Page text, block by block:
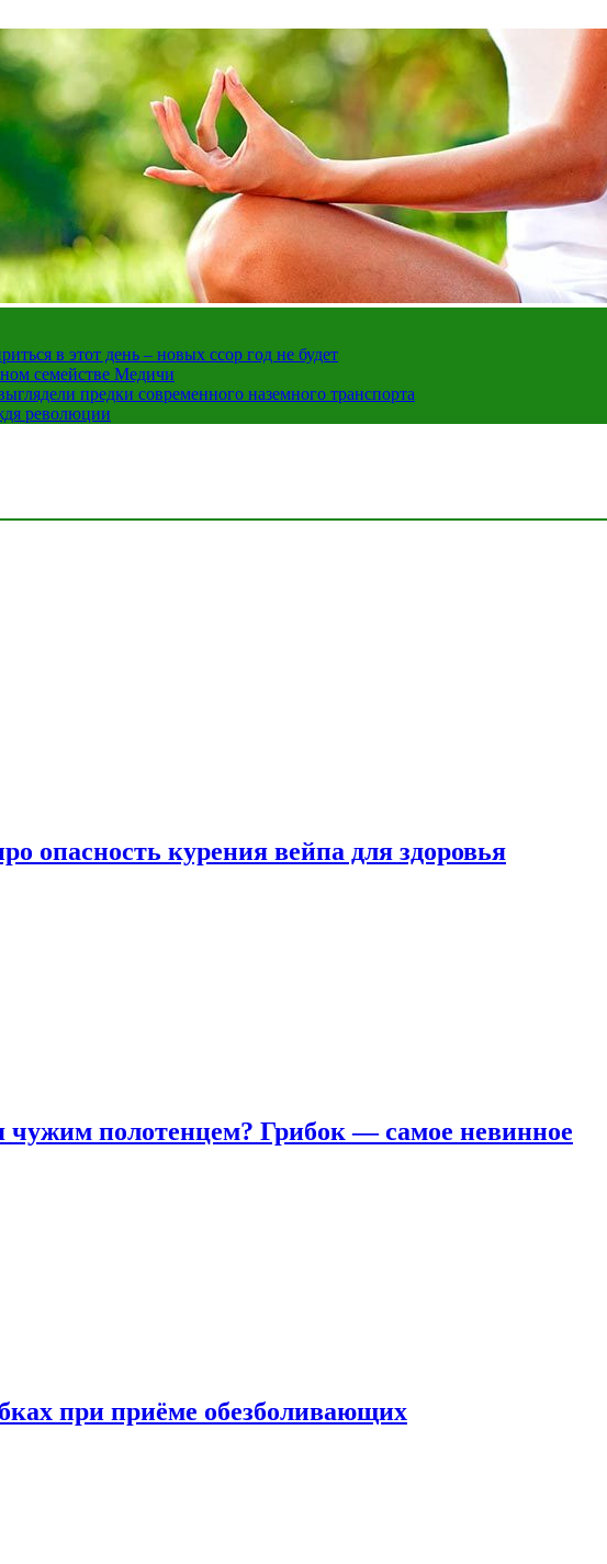
в этот день – новых ссор год не будет
семействе Медичи
предки современного наземного транспорта
революции
опасность курения вейпа для здоровья
чужим полотенцем? Грибок — самое невинное
при приëме обезболивающих